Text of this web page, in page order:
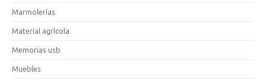
Marmolerías
Material agrícola
Memorias usb
Muebles